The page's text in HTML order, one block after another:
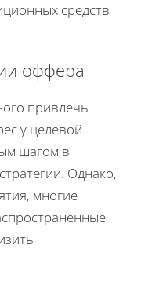
средств
оффера
привлечь
у целевой
шагом в
Однако,
многие